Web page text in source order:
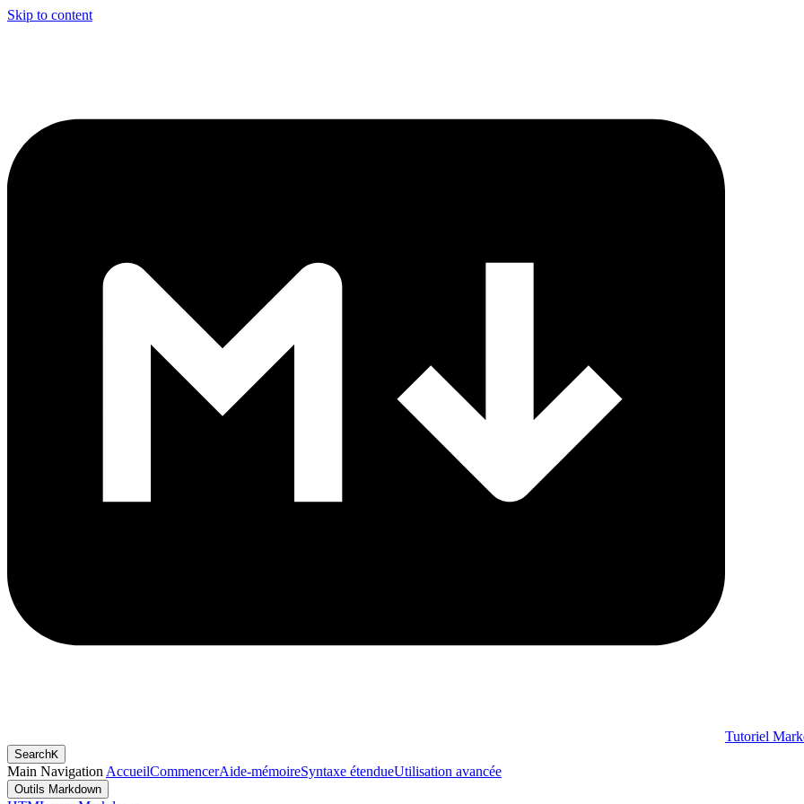
Skip to content
Tutoriel
SearchK
Main Navigation AccueilCommencerAide-mémoireSyntaxe étendueUtilisation avancée
Outils Markdown